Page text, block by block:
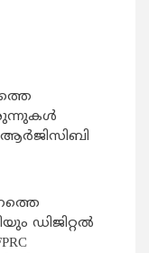
ആര്‍ജിസിബി
ഡിജിറ്റൽ